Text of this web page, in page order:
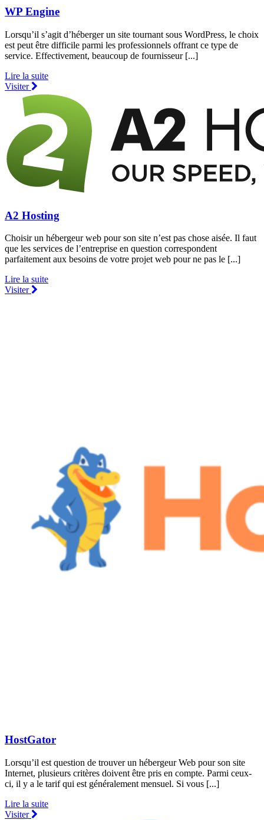
WP Engine
Lorsqu’il s’agit d’héberger un site tournant sous WordPress, le choix
est peut être difficile parmi les professionnels offrant ce type de
service. Effectivement, beaucoup de fournisseur [...]
Lire la suite
Visiter
A2 Hosting
Choisir un hébergeur web pour son site n’est pas chose aisée. Il faut
que les services de l’entreprise en question correspondent
parfaitement aux besoins de votre projet web pour ne pas le [...]
Lire la suite
Visiter
HostGator
Lorsqu’il est question de trouver un hébergeur Web pour son site
Internet, plusieurs critères doivent être pris en compte. Parmi ceux-
ci, il y a le tarif qui est généralement mensuel. Si vous [...]
Lire la suite
Visiter